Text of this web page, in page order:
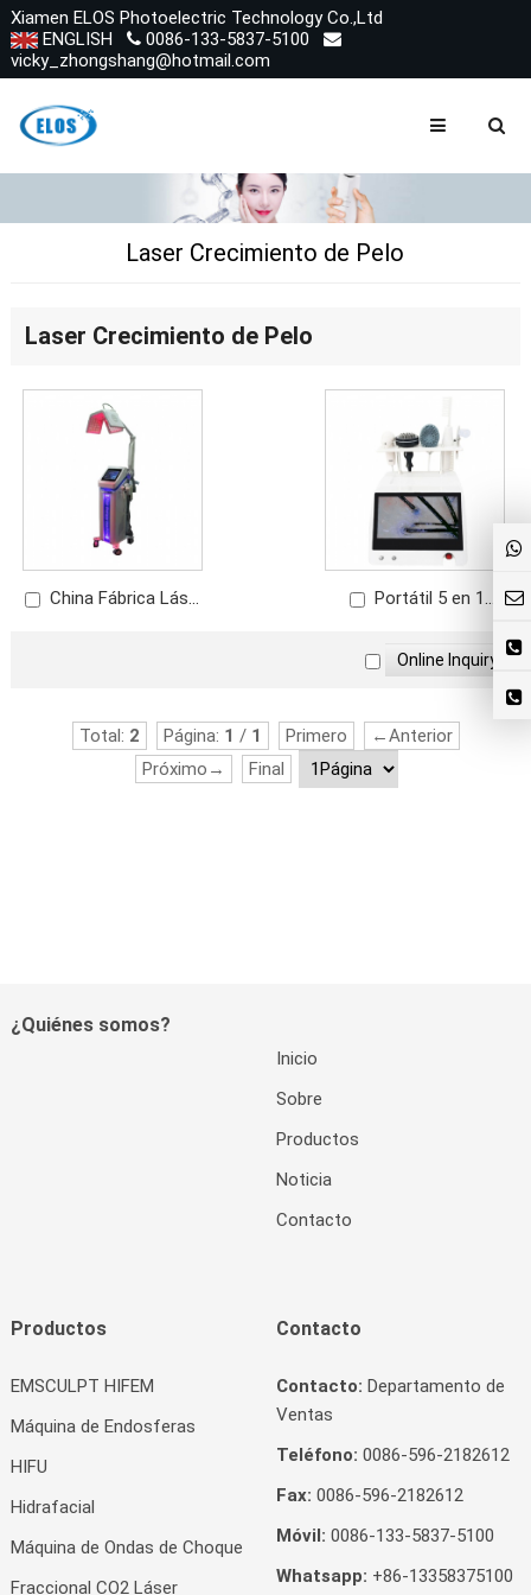
Xiamen ELOS Photoelectric Technology Co.,Ltd
ENGLISH
0086-133-5837-5100
vicky_zhongshang@hotmail.com
Laser Crecimiento de Pelo
Laser Crecimiento de Pelo
China Fábrica Láser
Cabelludo
Portátil 5 en 1
para el Crecimiento del
Total: 2 Página: 1 / 1 Primero
←Anterior
Próximo→
Final
¿Quiénes somos?
Inicio
Sobre
Productos
Noticia
Contacto
Productos
EMSCULPT HIFEM
Máquina de Endosferas
HIFU
Hidrafacial
Máquina de Ondas de Choque
Fraccional CO2 Láser
Contacto
Contacto: Departamento de
Ventas
Teléfono: 0086-596-2182612
Fax: 0086-596-2182612
Móvil: 0086-133-5837-5100
Whatsapp: +86-13358375100